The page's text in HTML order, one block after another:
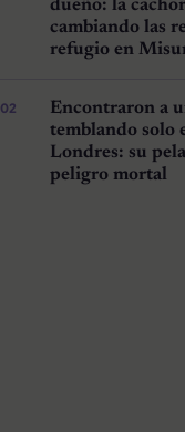
dueño: la
cambiando las
refugio en
Encontraron a
temblando solo
Londres: su
peligro mortal